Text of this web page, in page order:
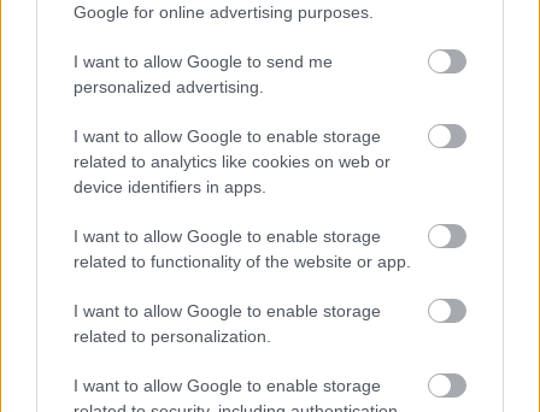
Google for online advertising purposes.
I want to allow Google to send me
personalized advertising.
I want to allow Google to enable storage
related to analytics like cookies on web or
device identifiers in apps.
I want to allow Google to enable storage
related to functionality of the website or app.
I want to allow Google to enable storage
related to personalization.
I want to allow Google to enable storage
Per Erik "Peken" Rönnestrand (mitten)
fortsätter som kinesisk landslagstränare.
Fixaren Janne Pettersson (vänster) och
vallaren Hans Olofsson tillhör "Pekens"
är säsongen startar.